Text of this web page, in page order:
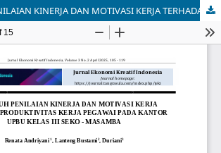
PENGARUH PENILAIAN KINERJA DAN MOTIVASI KERJA TERHADAP PRODUKTIVITAS KERJA PEGAWAI PADA KANTOR UPBU KELAS III SEKO - MASAMBA